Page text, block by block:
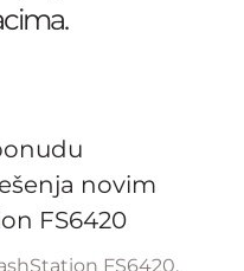
novim
FS6420
FS6420,